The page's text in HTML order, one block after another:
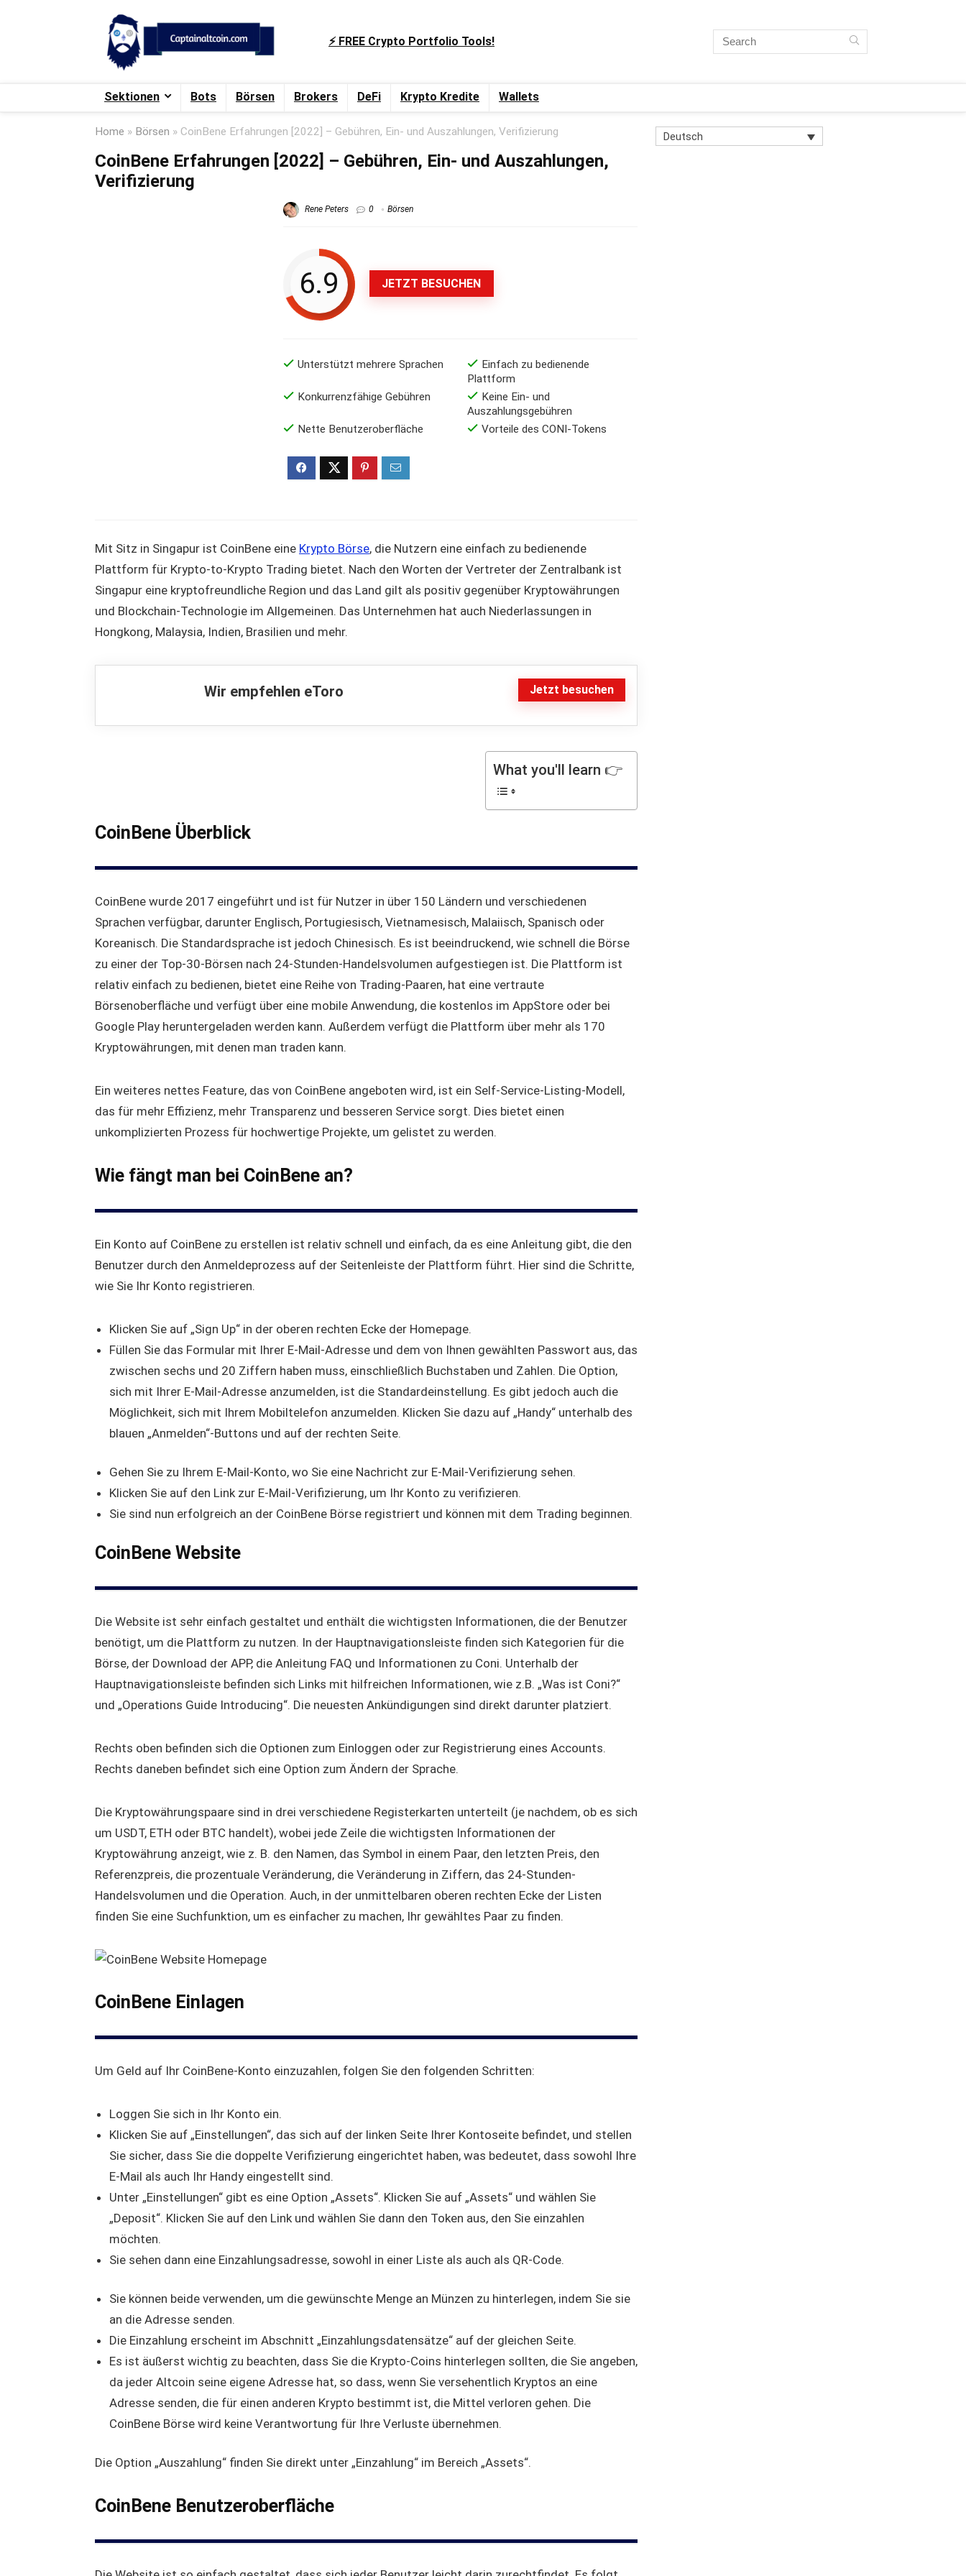
⚡️ FREE Crypto Portfolio Tools!
Sektionen Bots Börsen Brokers DeFi Krypto Kredite Wallets
Home » Börsen » CoinBene Erfahrungen [2022] – Gebühren, Ein- und Auszahlungen, Verifizierung
CoinBene Erfahrungen [2022] – Gebühren, Ein- und Auszahlungen,
Verifizierung
Rene Peters 0 Börsen
6.9 JETZT BESUCHEN
Unterstützt mehrere Sprachen
Einfach zu bedienende
Plattform
Konkurrenzfähige Gebühren
Keine Ein- und
Auszahlungsgebühren
Nette Benutzeroberfläche
Vorteile des CONI-Tokens
Mit Sitz in Singapur ist CoinBene eine Krypto Börse, die Nutzern eine einfach zu bedienende
Plattform für Krypto-to-Krypto Trading bietet. Nach den Worten der Vertreter der Zentralbank ist
Singapur eine kryptofreundliche Region und das Land gilt als positiv gegenüber Kryptowährungen
und Blockchain-Technologie im Allgemeinen. Das Unternehmen hat auch Niederlassungen in
Hongkong, Malaysia, Indien, Brasilien und mehr.
Wir empfehlen eToro Jetzt besuchen
What you'll learn 👉
CoinBene Überblick
CoinBene wurde 2017 eingeführt und ist für Nutzer in über 150 Ländern und verschiedenen
Sprachen verfügbar, darunter Englisch, Portugiesisch, Vietnamesisch, Malaiisch, Spanisch oder
Koreanisch. Die Standardsprache ist jedoch Chinesisch. Es ist beeindruckend, wie schnell die Börse
zu einer der Top-30-Börsen nach 24-Stunden-Handelsvolumen aufgestiegen ist. Die Plattform ist
relativ einfach zu bedienen, bietet eine Reihe von Trading-Paaren, hat eine vertraute
Börsenoberfläche und verfügt über eine mobile Anwendung, die kostenlos im AppStore oder bei
Google Play heruntergeladen werden kann. Außerdem verfügt die Plattform über mehr als 170
Kryptowährungen, mit denen man traden kann.
Ein weiteres nettes Feature, das von CoinBene angeboten wird, ist ein Self-Service-Listing-Modell,
das für mehr Effizienz, mehr Transparenz und besseren Service sorgt. Dies bietet einen
unkomplizierten Prozess für hochwertige Projekte, um gelistet zu werden.
Wie fängt man bei CoinBene an?
Ein Konto auf CoinBene zu erstellen ist relativ schnell und einfach, da es eine Anleitung gibt, die den
Benutzer durch den Anmeldeprozess auf der Seitenleiste der Plattform führt. Hier sind die Schritte,
wie Sie Ihr Konto registrieren.
Klicken Sie auf „Sign Up“ in der oberen rechten Ecke der Homepage.
Füllen Sie das Formular mit Ihrer E-Mail-Adresse und dem von Ihnen gewählten Passwort aus, das
zwischen sechs und 20 Ziffern haben muss, einschließlich Buchstaben und Zahlen. Die Option,
sich mit Ihrer E-Mail-Adresse anzumelden, ist die Standardeinstellung. Es gibt jedoch auch die
Möglichkeit, sich mit Ihrem Mobiltelefon anzumelden. Klicken Sie dazu auf „Handy“ unterhalb des
blauen „Anmelden“-Buttons und auf der rechten Seite.
Gehen Sie zu Ihrem E-Mail-Konto, wo Sie eine Nachricht zur E-Mail-Verifizierung sehen.
Klicken Sie auf den Link zur E-Mail-Verifizierung, um Ihr Konto zu verifizieren.
Sie sind nun erfolgreich an der CoinBene Börse registriert und können mit dem Trading beginnen.
CoinBene Website
Die Website ist sehr einfach gestaltet und enthält die wichtigsten Informationen, die der Benutzer
benötigt, um die Plattform zu nutzen. In der Hauptnavigationsleiste finden sich Kategorien für die
Börse, der Download der APP, die Anleitung FAQ und Informationen zu Coni. Unterhalb der
Hauptnavigationsleiste befinden sich Links mit hilfreichen Informationen, wie z.B. „Was ist Coni?“
und „Operations Guide Introducing“. Die neuesten Ankündigungen sind direkt darunter platziert.
Rechts oben befinden sich die Optionen zum Einloggen oder zur Registrierung eines Accounts.
Rechts daneben befindet sich eine Option zum Ändern der Sprache.
Die Kryptowährungspaare sind in drei verschiedene Registerkarten unterteilt (je nachdem, ob es sich
um USDT, ETH oder BTC handelt), wobei jede Zeile die wichtigsten Informationen der
Kryptowährung anzeigt, wie z. B. den Namen, das Symbol in einem Paar, den letzten Preis, den
Referenzpreis, die prozentuale Veränderung, die Veränderung in Ziffern, das 24-Stunden-
Handelsvolumen und die Operation. Auch, in der unmittelbaren oberen rechten Ecke der Listen
finden Sie eine Suchfunktion, um es einfacher zu machen, Ihr gewähltes Paar zu finden.
CoinBene Einlagen
Um Geld auf Ihr CoinBene-Konto einzuzahlen, folgen Sie den folgenden Schritten:
Loggen Sie sich in Ihr Konto ein.
Klicken Sie auf „Einstellungen“, das sich auf der linken Seite Ihrer Kontoseite befindet, und stellen
Sie sicher, dass Sie die doppelte Verifizierung eingerichtet haben, was bedeutet, dass sowohl Ihre
E-Mail als auch Ihr Handy eingestellt sind.
Unter „Einstellungen“ gibt es eine Option „Assets“. Klicken Sie auf „Assets“ und wählen Sie
„Deposit“. Klicken Sie auf den Link und wählen Sie dann den Token aus, den Sie einzahlen
möchten.
Sie sehen dann eine Einzahlungsadresse, sowohl in einer Liste als auch als QR-Code.
Sie können beide verwenden, um die gewünschte Menge an Münzen zu hinterlegen, indem Sie sie
an die Adresse senden.
Die Einzahlung erscheint im Abschnitt „Einzahlungsdatensätze“ auf der gleichen Seite.
Es ist äußerst wichtig zu beachten, dass Sie die Krypto-Coins hinterlegen sollten, die Sie angeben,
da jeder Altcoin seine eigene Adresse hat, so dass, wenn Sie versehentlich Kryptos an eine
Adresse senden, die für einen anderen Krypto bestimmt ist, die Mittel verloren gehen. Die
CoinBene Börse wird keine Verantwortung für Ihre Verluste übernehmen.
Die Option „Auszahlung“ finden Sie direkt unter „Einzahlung“ im Bereich „Assets“.
CoinBene Benutzeroberfläche
Deutsch